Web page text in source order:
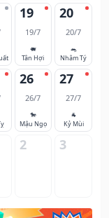
19
19/7
🐖
Tân Hợi
20
20/7
🐀
Nhâm Tý
26
26/7
🐎
Mậu Ngọ
27
27/7
🐐
Kỷ Mùi
2 3